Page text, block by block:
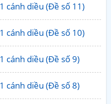
cánh diều (Đề số 11)
cánh diều (Đề số 10)
cánh diều (Đề số 9)
cánh diều (Đề số 8)